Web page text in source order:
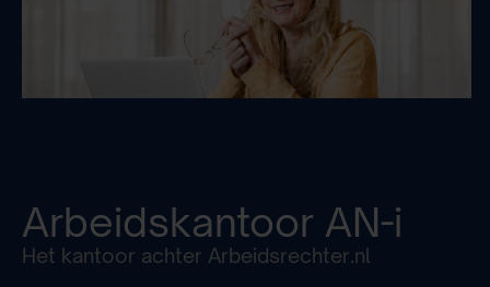
Arbeidskantoor AN-i
Het kantoor achter Arbeidsrechter.nl